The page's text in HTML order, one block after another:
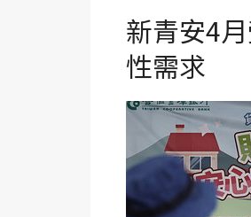
新青安4
性需求